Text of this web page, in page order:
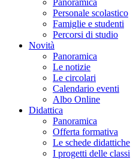
Panoramica
Personale scolastico
Famiglie e studenti
Percorsi di studio
Novità
Panoramica
Le notizie
Le circolari
Calendario eventi
Albo Online
Didattica
Panoramica
Offerta formativa
Le schede didattiche
I progetti delle classi